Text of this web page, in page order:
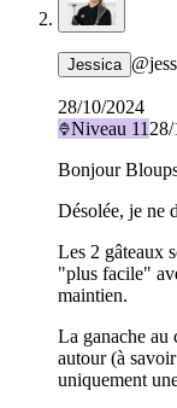
Jessica @
28/10/2024
Niveau 11
Bonjour
Désolée, je ne
Les 2 gâteaux
"plus facile"
maintien.
La ganache
autour (à
uniquement